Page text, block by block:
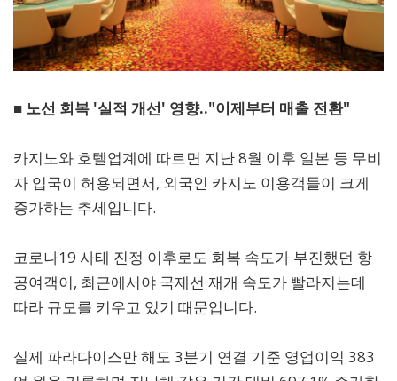
■ 노선 회복 '실적 개선' 영향.."이제부터 매출 전환"
카지노와 호텔업계에 따르면 지난 8월 이후 일본 등 무비
자 입국이 허용되면서, 외국인 카지노 이용객들이 크게
증가하는 추세입니다.
코로나19 사태 진정 이후로도 회복 속도가 부진했던 항
공여객이, 최근에서야 국제선 재개 속도가 빨라지는데
따라 규모를 키우고 있기 때문입니다.
실제 파라다이스만 해도 3분기 연결 기준 영업이익 383